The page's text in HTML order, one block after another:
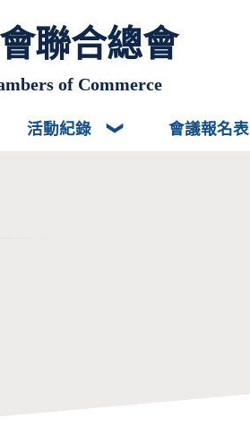
聯合總會
of Commerce
活動紀錄 會議報名表